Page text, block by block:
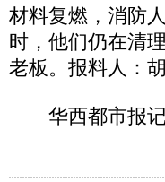
材料复燃，消防
时，他们仍在清
老板。报料人：
华西都市报记